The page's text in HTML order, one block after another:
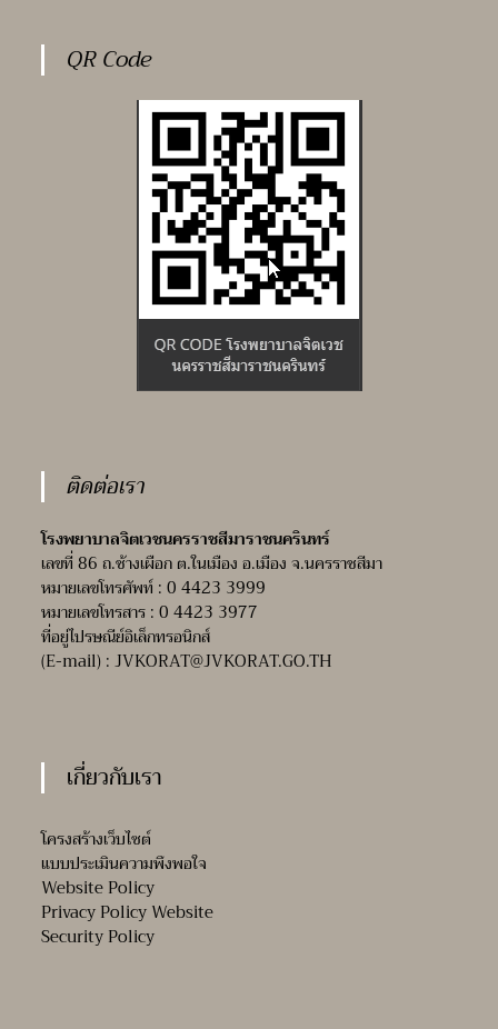
สิทธิ์
เข้า
การ
ประเมิน
สมรรถนะ
พนักงาน
กระทรวง
สาธารณสุข
QR Code
ติดต่อเรา
โรงพยาบาลจิตเวชนครราชสีมาราชนครินทร์
เลขที่ 86 ถ.ช้างเผือก ต.ในเมือง อ.เมือง จ.นครราชสีมา
หมายเลขโทรศัพท์ : 0 4423 3999
หมายเลขโทรสาร : 0 4423 3977
ที่อยู่ไปรษณีย์อิเล็กทรอนิกส์
(E-mail) : JVKORAT@JVKORAT.GO.TH
เกี่ยวกับเรา
โครงสร้างเว็บไซต์
แบบประเมินความพึงพอใจ
Website Policy
Privacy Policy Website
Security Policy